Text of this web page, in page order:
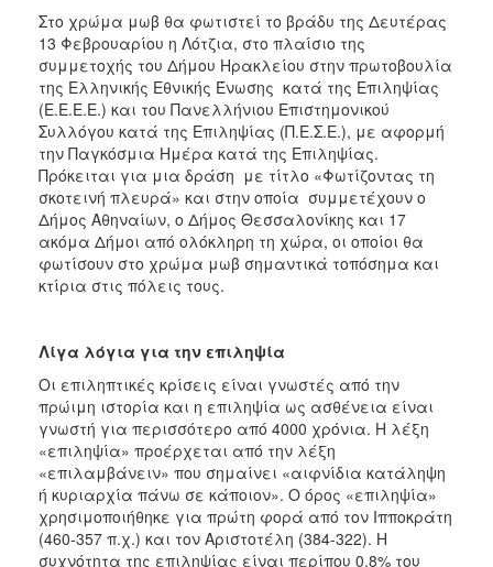
2011
2010
2006
ΤΟΠΟΣ
ΠΟΛΙΤΙΣΜΟΣ
ΑΝΘΕΚΤΙΚΗ
ΠΟΛΗ
Στο χρώμα μωβ θα φωτιστεί το βράδυ της Δευτέρας
13 Φεβρουαρίου η Λότζια, στο πλαίσιο της
συμμετοχής του Δήμου Ηρακλείου στην πρωτοβουλία
της Ελληνικής Εθνικής Ένωσης κατά της Επιληψίας
(Ε.Ε.Ε.Ε.) και του Πανελλήνιου Επιστημονικού
Συλλόγου κατά της Επιληψίας (Π.Ε.Σ.Ε.), με αφορμή
την Παγκόσμια Ημέρα κατά της Επιληψίας.
Πρόκειται για μια δράση με τίτλο «Φωτίζοντας τη
σκοτεινή πλευρά» και στην οποία συμμετέχουν ο
Δήμος Αθηναίων, ο Δήμος Θεσσαλονίκης και 17
ακόμα Δήμοι από ολόκληρη τη χώρα, οι οποίοι θα
φωτίσουν στο χρώμα μωβ σημαντικά τοπόσημα και
κτίρια στις πόλεις τους.
Λίγα λόγια για την επιληψία
Οι επιληπτικές κρίσεις είναι γνωστές από την
πρώιμη ιστορία και η επιληψία ως ασθένεια είναι
γνωστή για περισσότερο από 4000 χρόνια. Η λέξη
«επιληψία» προέρχεται από την λέξη
«επιλαμβάνειν» που σημαίνει «αιφνίδια κατάληψη
ή κυριαρχία πάνω σε κάποιον». Ο όρος «επιληψία»
χρησιμοποιήθηκε για πρώτη φορά από τον Ιπποκράτη
(460-357 π.χ.) και τον Αριστοτέλη (384-322). Η
συχνότητα της επιληψίας είναι περίπου 0,8% του